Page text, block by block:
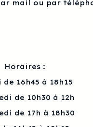
mail ou par
Horaires :
16h45 à 18h15
de 10h30 à 12h
de 17h à 18h30